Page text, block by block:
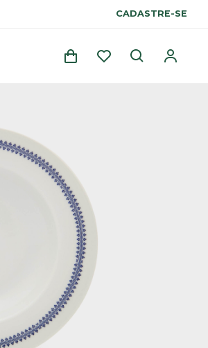
CADASTRE-SE